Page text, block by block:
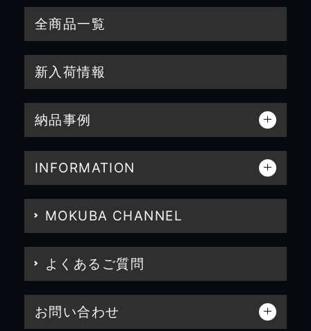
全商品一覧
新入荷情報
納品事例
INFORMATION
MOKUBA CHANNEL
よくあるご質問
お問い合わせ